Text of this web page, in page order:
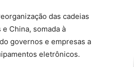
das cadeias
China, somada à
governos e empresas a
eletrônicos.